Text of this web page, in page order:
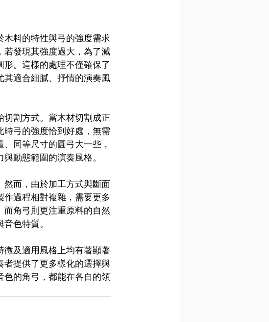
木料的特性與弓的強度需求
發現其強度過大，為了減
。這樣的處理不僅確保了
其適合細膩、抒情的演奏風
割方式。當木材切割成正
弓的強度恰到好處，無需
同等尺寸的圓弓大一些，
動態範圍的演奏風格。
而，由於加工方式與斷面
過程相對複雜，需要更多
角弓則更注重原料的自然
色特質。
及適用風格上均有著顯著
者提供了更多樣化的選擇與
的角弓，都能在各自的領